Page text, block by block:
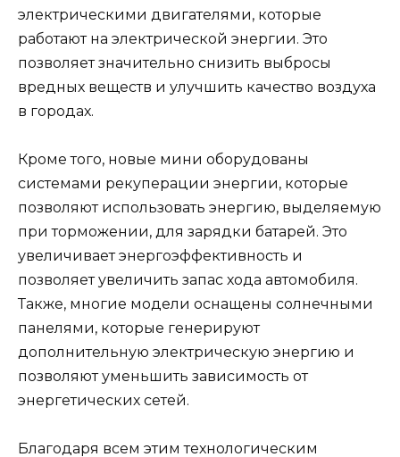
электрическими двигателями, которые
работают на электрической энергии. Это
позволяет значительно снизить выбросы
вредных веществ и улучшить качество воздуха
в городах.
Кроме того, новые мини оборудованы
системами рекуперации энергии, которые
позволяют использовать энергию, выделяемую
при торможении, для зарядки батарей. Это
увеличивает энергоэффективность и
позволяет увеличить запас хода автомобиля.
Также, многие модели оснащены солнечными
панелями, которые генерируют
дополнительную электрическую энергию и
позволяют уменьшить зависимость от
энергетических сетей.
Благодаря всем этим технологическим